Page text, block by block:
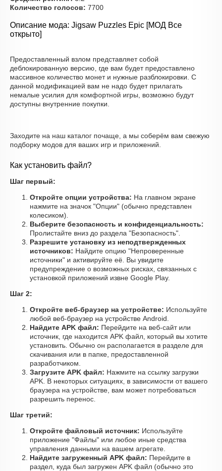
Количество голосов: 7700
Описание мода: Jigsaw Puzzles Epic [МОД Все
открыто]
Предоставленный взлом представляет собой
деблокированную версию, где вам будет предоставлено
массивное количество монет и нужные разблокировки. С
данной модификацией вам не надо будет прилагать
немалые усилия для комфортной игры, возможно будут
доступны внутренние покупки.
Заходите на наш каталог почаще, а мы соберём вам свежую
подборку модов для ваших игр и приложений.
Как установить файл?
Шаг первый:
Откройте опции устройства: На главном экране
нажмите на значок "Опции" (обычно представлен
колесиком).
Выберите безопасность и конфиденциальность:
Пролистайте вниз до раздела "Безопасность".
Разрешите установку из неподтвержденных
источников: Найдите опцию "Непроверенные
источники" и активируйте её. Вы увидите
предупреждение о возможных рисках, связанных с
установкой приложений извне Google Play.
Шаг 2:
Откройте веб-браузер на устройстве: Используйте
любой веб-браузер на устройстве Android.
Найдите APK файл: Перейдите на веб-сайт или
источник, где находится APK файл, который вы хотите
установить. Обычно он располагается в разделе для
скачивания или в папке, предоставленной
разработчиком.
Загрузите APK файл: Нажмите на ссылку загрузки
APK. В некоторых ситуациях, в зависимости от вашего
браузера на устройстве, вам может потребоваться
разрешить перенос.
Шаг третий:
Откройте файловый источник: Используйте
приложение "Файлы" или любое иные средства
управления данными на вашем агрегате.
Найдите загруженный APK файл: Перейдите в
раздел, куда был загружен APK файл (обычно это